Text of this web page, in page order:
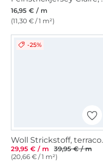
16,95 € / m
(11,30 € / 1 m²)
-25%
29,95 € / m
39,95 € / m
(20,66 € / 1 m²)